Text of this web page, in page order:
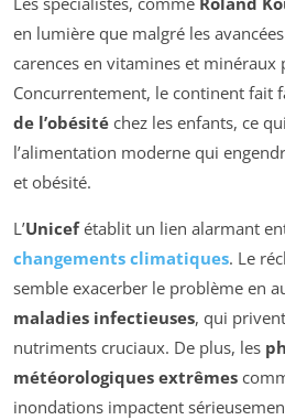
en lumière que malgré les
carences en vitamines et minéraux
Concurrentement, le continent fait
de l’obésité chez les enfants, ce
l’alimentation moderne qui
et obésité.
L’Unicefétablit un lien alarmant
changements climatiques. Le
semble exacerber le problème en
maladies infectieuses, qui
nutriments cruciaux. De plus, les
météorologiques extrêmes
inondations impactent